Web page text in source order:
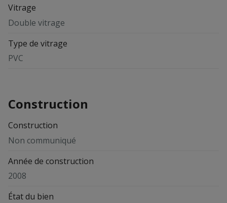
Vitrage
Double vitrage
Type de vitrage
PVC
Construction
Construction
Non communiqué
Année de construction
2008
État du bien